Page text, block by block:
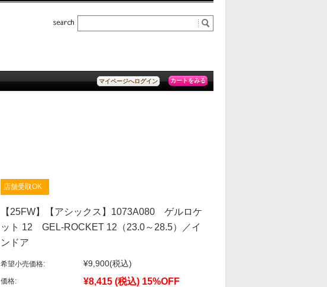
マイページへログイン カートをみる
店舗受取OK
【25FW】【アシックス】1073A080 ゲルロケ
ット 12 GEL-ROCKET 12（23.0～28.5）／イ
ンドア
希望小売価格: ¥9,900(税込)
価格: ¥8,415 (税込) 15%OFF